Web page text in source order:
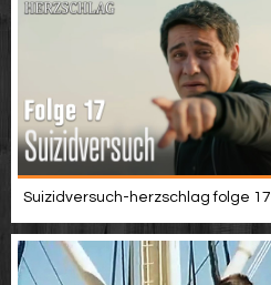
Suizidversuch-herzschlag folge 17